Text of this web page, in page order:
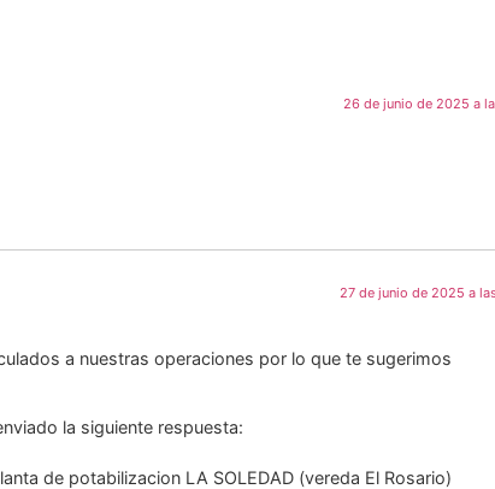
26 de junio de 2025 a
27 de junio de 2025 a
a nuestras operaciones por lo que te sugerimos
la siguiente respuesta:
de potabilizacion LA SOLEDAD (vereda El Rosario)